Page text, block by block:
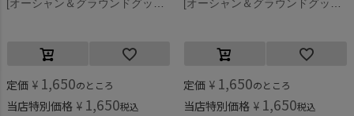
定価 ¥ 1,650のところ
当店特別価格 ¥ 1,650税込
定価 ¥ 1,650のところ
当店特別価格 ¥ 1,650税込